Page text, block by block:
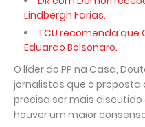
Lindbergh Farias.
TCU recomenda
Eduardo Bolsonaro.
O líder do PP na Casa,
jornalistas que o
precisa ser mais
houver um maior